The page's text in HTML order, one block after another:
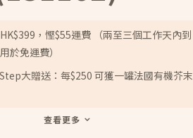
，慳$55運費 （兩至三個工作天內到
於免運費）
大贈送：每$250 可獲一罐法國有機芥末
查看更多